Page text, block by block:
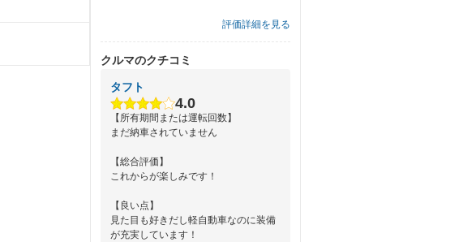
評価詳細を見る
クルマのクチコミ
タフト
4.0
【所有期間または運転回数】
まだ納車されていません
【総合評価】
これからが楽しみです！
【良い点】
見た目も好きだし軽自動車なのに装備
が充実しています！